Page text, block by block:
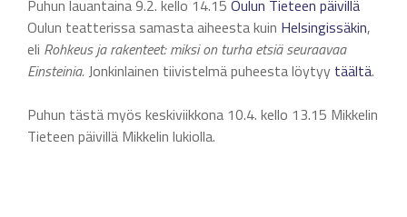
Puhun lauantaina 9.2. kello 14.15 Oulun Tieteen päivillä
Oulun teatterissa samasta aiheesta kuin Helsingissäkin,
eli Rohkeus ja rakenteet: miksi on turha etsiä seuraavaa
Einsteinia.Jonkinlainen tiivistelmä puheesta löytyy täältä.
Puhun tästä myös keskiviikkona 10.4. kello 13.15 Mikkelin
Tieteen päivillä Mikkelin lukiolla.